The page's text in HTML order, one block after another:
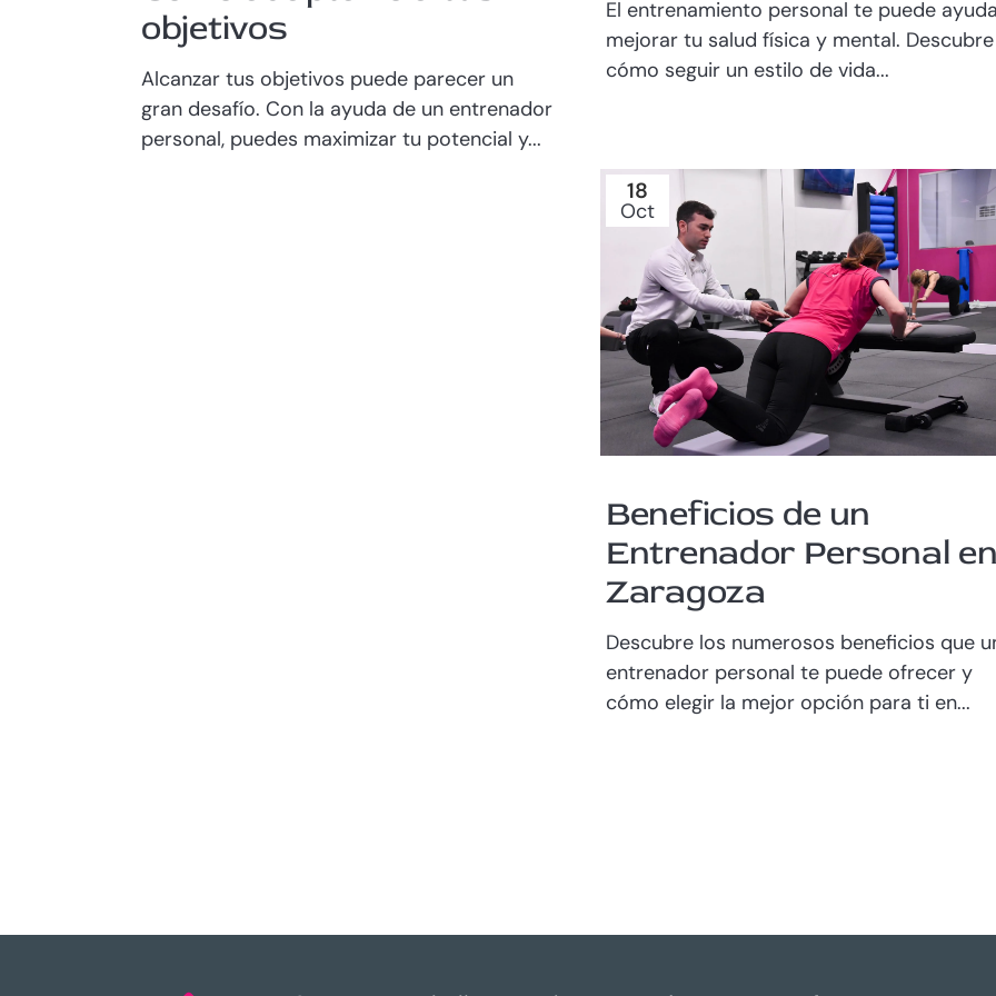
El entrenamiento personal te puede
mejorar tu salud física y mental. Descubre
cómo seguir un estilo de vida...
objetivos
Alcanzar tus objetivos puede parecer un
gran desafío. Con la ayuda de un entrenador
personal, puedes maximizar tu potencial y...
18
Oct
Beneficios de un
Entrenador Personal
Zaragoza
Descubre los numerosos beneficios que
entrenador personal te puede ofrecer y
cómo elegir la mejor opción para ti en...